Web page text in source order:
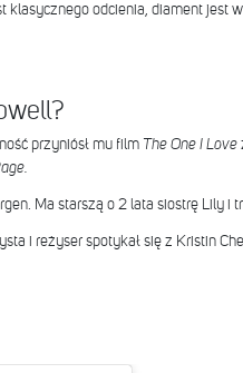
odcienia, diament jest
przyniósł mu film The One I Love
Ma starszą o 2 lata siostrę Lily i
i reżyser spotykał się z Kristin